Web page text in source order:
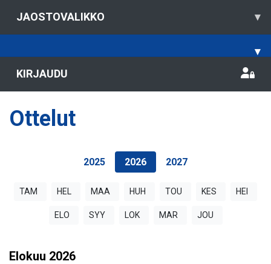
JAOSTOVALIKKO ▾
▾
KIRJAUDU
Ottelut
2025 2026 2027
TAM HEL MAA HUH TOU KES HEI
ELO SYY LOK MAR JOU
Elokuu 2026